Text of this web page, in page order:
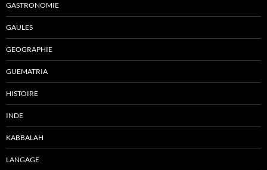
GASTRONOMIE
GAULES
GEOGRAPHIE
GUEMATRIA
HISTOIRE
INDE
KABBALAH
LANGAGE